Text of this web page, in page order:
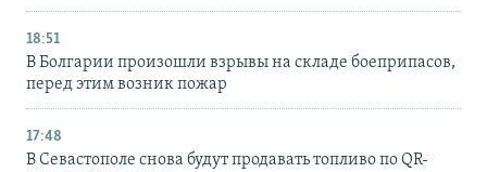
18:51
В Болгарии произошли взрывы на складе боеприпасов,
перед этим возник пожар
17:48
В Севастополе снова будут продавать топливо по QR-